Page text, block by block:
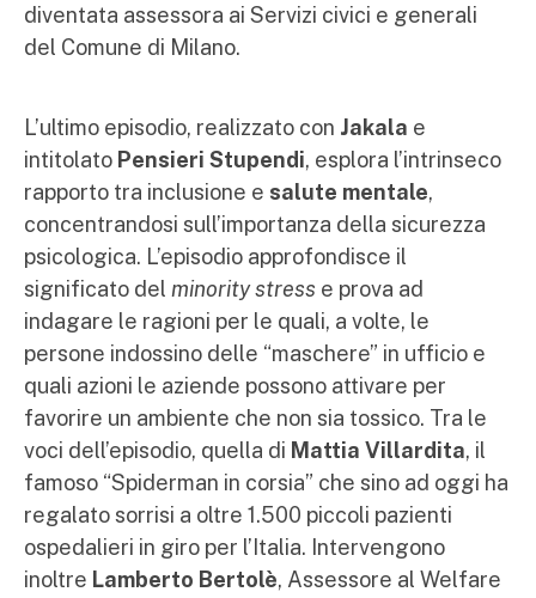
diventata assessora ai Servizi civici e generali
del Comune di Milano.
L’ultimo episodio, realizzato con Jakala e
intitolato Pensieri Stupendi, esplora l’intrinseco
rapporto tra inclusione e salute mentale,
concentrandosi sull’importanza della sicurezza
psicologica. L’episodio approfondisce il
significato del minority stress e prova ad
indagare le ragioni per le quali, a volte, le
persone indossino delle “maschere” in ufficio e
quali azioni le aziende possono attivare per
favorire un ambiente che non sia tossico. Tra le
voci dell’episodio, quella di Mattia Villardita, il
famoso “Spiderman in corsia” che sino ad oggi ha
regalato sorrisi a oltre 1.500 piccoli pazienti
ospedalieri in giro per l’Italia. Intervengono
inoltre Lamberto Bertolè, Assessore al Welfare